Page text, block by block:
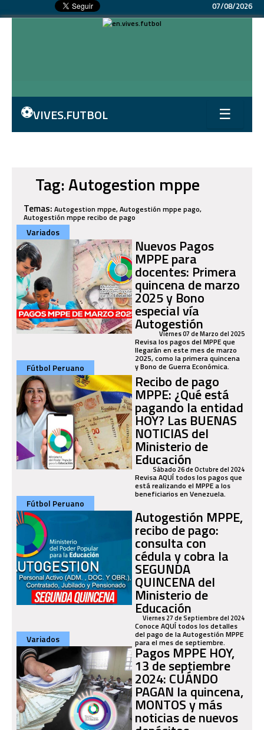
07/08/2026
⚽VIVES.FUTBOL ☰
Tag: Autogestion mppe
Temas: Autogestion mppe, Autogestión mppe pago,
Autogestión mppe recibo de pago
Variados
Nuevos Pagos
MPPE para
docentes: Primera
quincena de marzo
2025 y Bono
especial vía
Autogestión
Viernes 07 de Marzo del 2025
Revisa los pagos del MPPE que
llegarán en este mes de marzo
2025, como la primera quincena
y Bono de Guerra Económica.
Fútbol Peruano
Recibo de pago
MPPE: ¿Qué está
pagando la entidad
HOY? Las BUENAS
NOTICIAS del
Ministerio de
Educación
Sábado 26 de Octubre del 2024
Revisa AQUÍ todos los pagos que
está realizando el MPPE a los
beneficiarios en Venezuela.
Fútbol Peruano
Autogestión MPPE,
recibo de pago:
consulta con
cédula y cobra la
SEGUNDA
QUINCENA del
Ministerio de
Educación
Viernes 27 de Septiembre del 2024
Conoce AQUÍ todos los detalles
del pago de la Autogestión MPPE
para el mes de septiembre.
Variados
Pagos MPPE HOY,
13 de septiembre
2024: CUÁNDO
PAGAN la quincena,
MONTOS y más
noticias de nuevos